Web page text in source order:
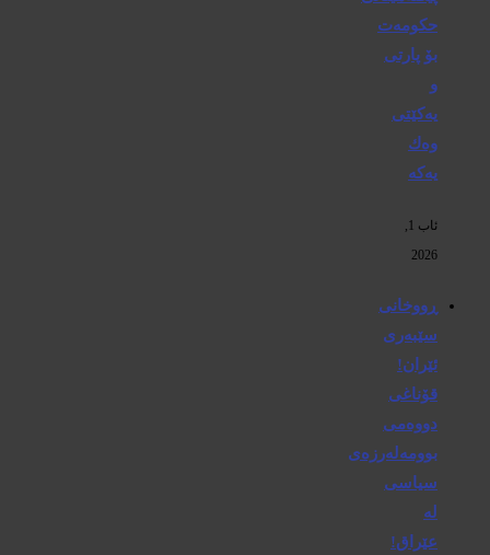
حكومەت
بۆ پارتی
و
یەكێتی
وەك
یەكە
ئاب 1,
2026
ڕووخانی
سێبەری
ئێران!
قۆناغی
دووەمی
بوومەلەرزەی
سیاسی
لە
عێراق!